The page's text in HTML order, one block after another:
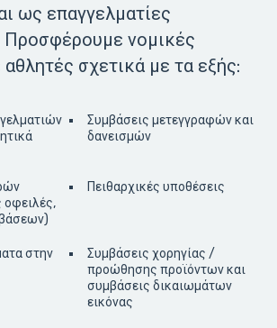
ως επαγγελματίες
Προσφέρουμε νομικές
σχετικά με τα εξής:
Συμβάσεις μετεγγραφών και
δανεισμών
οφειλές,
Πειθαρχικές υποθέσεις
στην
Συμβάσεις χορηγίας /
προώθησης προϊόντων και
συμβάσεις δικαιωμάτων
εικόνας